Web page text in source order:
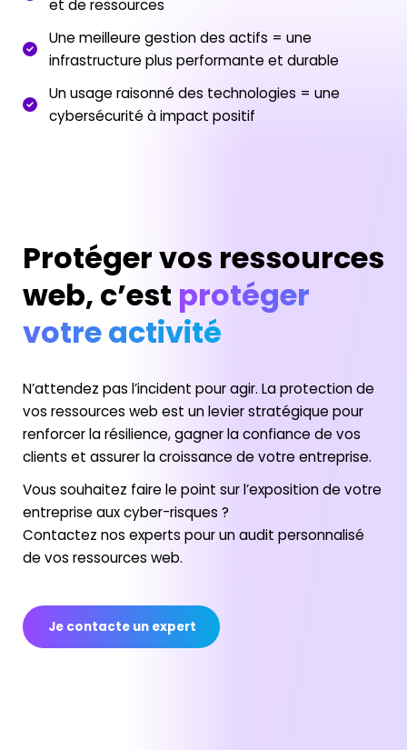
et de ressources
Une meilleure gestion des actifs = une
infrastructure plus performante et durable
Un usage raisonné des technologies = une
cybersécurité à impact positif
Protéger vos ressources
web, c’est protéger
votre activité
N’attendez pas l’incident pour agir. La protection de
vos ressources web est un levier stratégique pour
renforcer la résilience, gagner la confiance de vos
clients et assurer la croissance de votre entreprise.
Vous souhaitez faire le point sur l’exposition de votre
entreprise aux cyber-risques ?
Contactez nos experts pour un audit personnalisé
de vos ressources web.
Je contacte un expert